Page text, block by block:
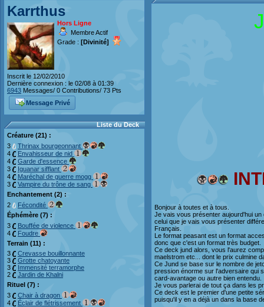
Karrthus
Hors Ligne
Membre Actif
Grade : [Divinité]
Inscrit le 12/02/2010
Dernière connexion : le 02/08 à 01:39
6943 Messages/ 0 Contributions/ 73 Pts
Message Privé
Liste du Deck
Créature (21) :
3
Thrinax bourgeonnant
4
Envahisseur de nid
4
Garde d'essence
3
Iguanar sifflant
4
Maréchal de guerre mogg
3
Vampire du trône de sang
Enchantement (2) :
2
Fécondité
Éphémère (7) :
3
Bouffée de violence
4
Foudre
Terrain (11) :
3
Crevasse bouillonnante
3
Grotte chatoyante
3
Immensité terramorphe
2
Jardin de Khalni
Rituel (7) :
3
Chair à dragon
4
Éclair de flétrissement
J
Bonjour à toutes et à tous.
Je vais vous présenter aujourd'hui
celui que je vais vous présenter
Français.
Le format peasant est un format
donc que c'est un format très budget.
Ce deck jund alors, vous l'aurez
maelstrom etc... dont le prix culmine
Ce Jund se base sur le nombre de
pression énorme sur l'adversaire qui
card-avantage ou autre bien entendu.
Je vous parlerai de tout ça dans les
Ce deck est le premier d'une petite
puisqu'il y en a déjà un dans la base